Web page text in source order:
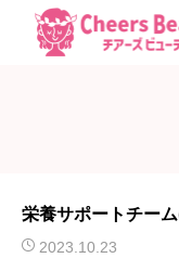
栄養サポートチー
2023.10.23